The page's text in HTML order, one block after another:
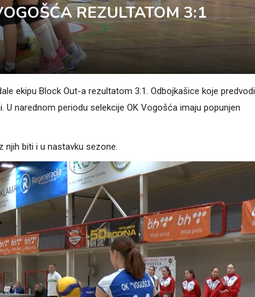
REZULTATOM 3:1
ekipu Block Out-a rezultatom 3:1. Odbojkašice koje predvodi
narednom periodu selekcije OK Vogošća imaju popunjen
njih biti i u nastavku sezone.